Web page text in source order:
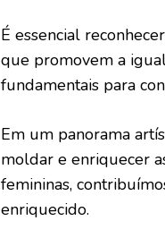
É essencial
que promovem a
fundamentais para
Em um panorama
moldar e enriquecer
femininas,
enriquecido.